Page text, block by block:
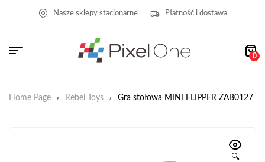
Nasze sklepy stacjonarne Płatność i dostawa
0
Home Page Rebel Toys Gra stołowa MINI FLIPPER ZAB0127
🔍